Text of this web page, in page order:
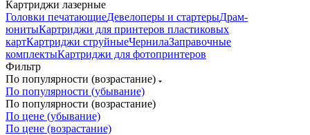
Картриджи лазерные
Головки печатающиеДевелоперы и стартерыДрам-
юнитыКартриджи для принтеров пластиковых
картКартриджи струйныеЧернилаЗаправочные
комплектыКартриджи для фотопринтеров
Фильтр
По популярности (возрастание)
По популярности (убывание)
По популярности (возрастание)
По цене (убывание)
По цене (возрастание)